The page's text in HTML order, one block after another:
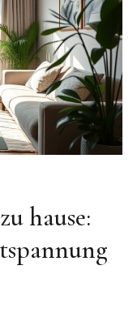
hause: